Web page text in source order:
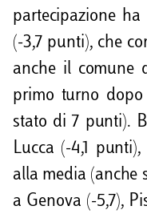
partecipazione
(-3,7 punti), che
anche il comune
primo turno
stato di 7 punti).
Lucca (-4,1
alla media (anche
a Genova (-5,7),